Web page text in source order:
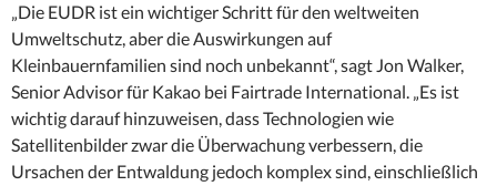
„Die EUDR ist ein wichtiger Schritt für den weltweiten
Umweltschutz, aber die Auswirkungen auf
Kleinbauernfamilien sind noch unbekannt“, sagt Jon Walker,
Senior Advisor für Kakao bei Fairtrade International. „Es ist
wichtig darauf hinzuweisen, dass Technologien wie
Satellitenbilder zwar die Überwachung verbessern, die
Ursachen der Entwaldung jedoch komplex sind, einschließlich